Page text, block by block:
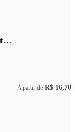
Terminal Rodoviário de Caratinga
A partir de R$ 16,70